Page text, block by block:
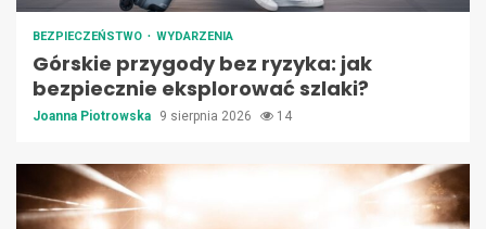
BEZPIECZEŃSTWO WYDARZENIA
Górskie przygody bez ryzyka: jak
bezpiecznie eksplorować szlaki?
Joanna Piotrowska 9 sierpnia 2026 14